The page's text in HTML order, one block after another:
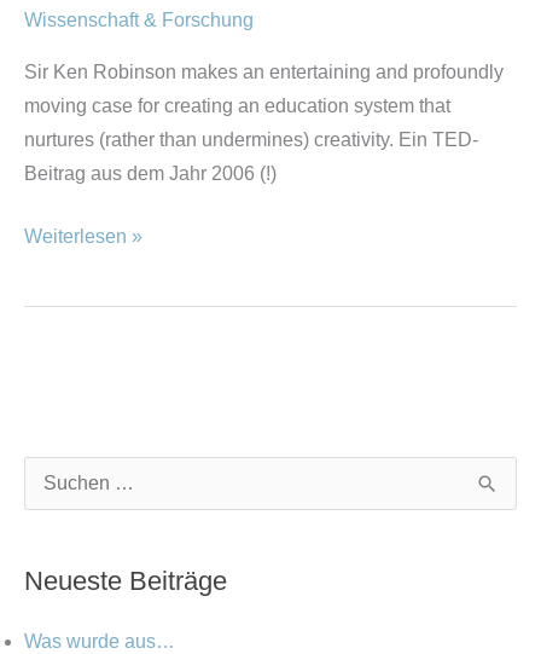
Wissenschaft & Forschung
Sir Ken Robinson makes an entertaining and profoundly
moving case for creating an education system that
nurtures (rather than undermines) creativity. Ein TED-
Beitrag aus dem Jahr 2006 (!)
Erstickt
Schule
die
Kreativität?
Weiterlesen »
e
Neueste Beiträge
Was wurde aus…
a
e
r
h